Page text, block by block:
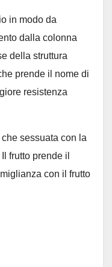
in modo da
dalla colonna
della struttura
prende il nome di
resistenza
sessuata con la
frutto prende il
con il frutto